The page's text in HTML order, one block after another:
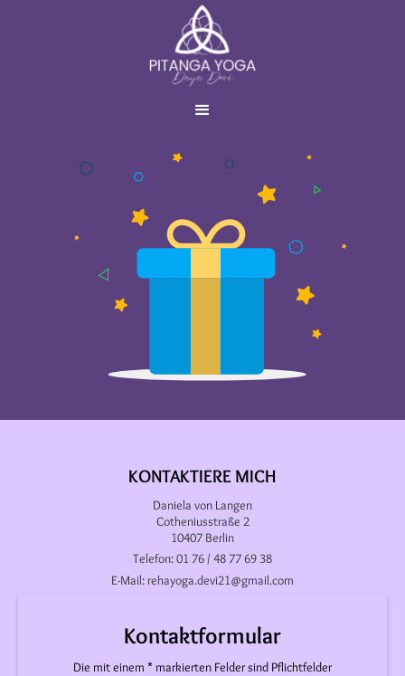
KONTAKTIERE MICH
Daniela von Langen
Cotheniusstraße 2
10407 Berlin
Telefon: 01 76 / 48 77 69 38
E-Mail: rehayoga.devi21@gmail.com
Kontaktformular
Die mit einem * markierten Felder sind Pflichtfelder